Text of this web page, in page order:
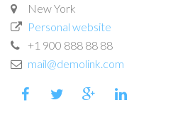
New York
Personal website
+1 900 888 88 88
mail@demolink.com